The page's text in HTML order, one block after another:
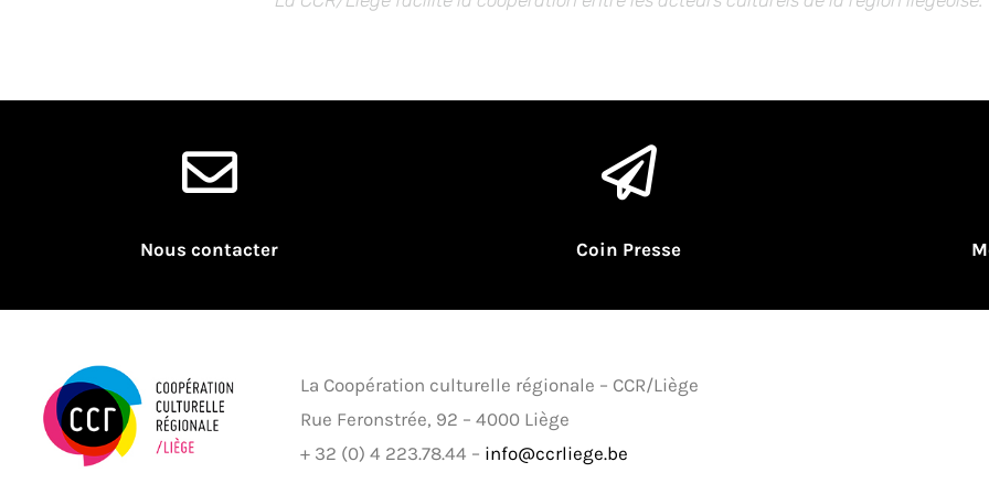
Nous contacter Coin Presse
La Coopération culturelle régionale – CCR/Liège
Rue Feronstrée, 92 – 4000 Liège
+ 32 (0) 4 223.78.44 – info@ccrliege.be